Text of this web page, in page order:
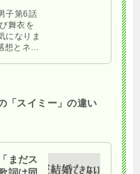
子第6話
舞衣を
になりま
とネタ
「スイミー」の違い
まだス